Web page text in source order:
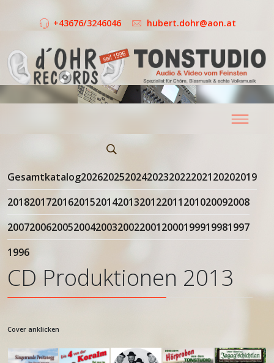
+43676/3246046 hubert.dohr@aon.at
Gesamtkatalog20262025202420232022202120202019
20182017201620152014201320122011201020092008
20072006200520042003200220012000199919981997
1996
CD Produktionen 2013
Cover anklicken